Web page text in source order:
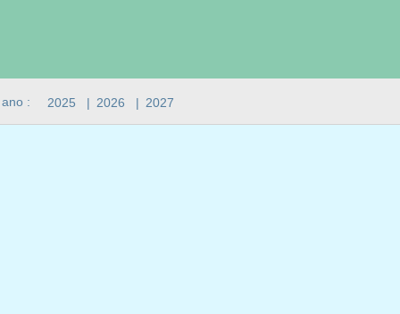
: 2025 | 2026 | 2027